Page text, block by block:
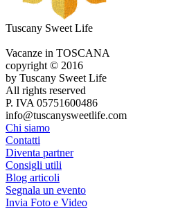
Tuscany Sweet Life
Vacanze in TOSCANA
copyright © 2016
by Tuscany Sweet Life
All rights reserved
P. IVA 05751600486
info@tuscanysweetlife.com
Chi siamo
Contatti
Diventa partner
Consigli utili
Blog articoli
Segnala un evento
Invia Foto e Video